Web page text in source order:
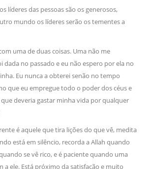
líderes das pessoas são os generosos,
mundo os líderes serão os tementes a
uma de duas coisas. Uma não me
dada no passado e eu não espero por ela no
Eu nunca a obterei senão no tempo
que eu empregue todo o poder dos céus e
deveria gastar minha vida por qualquer
é aquele que tira lições do que vê, medita
está em silêncio, recorda a Allah quando
se vê rico, e é paciente quando uma
a ele. Está próximo da satisfação e muito